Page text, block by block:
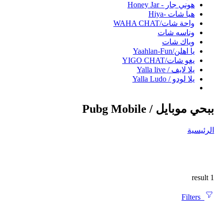
هوني جار - Honey Jar
هيا شات -Hiya
واحة شات/WAHA CHAT
وناسه شات
وياك شات
يا اهلن/Yaahlan-Fun
يغو شات/YIGO CHAT
يلا لايف / Yalla live
يلا لودو / Yalla Ludo
ببحي موبايل / Pubg Mobile
الرئيسية
1 result